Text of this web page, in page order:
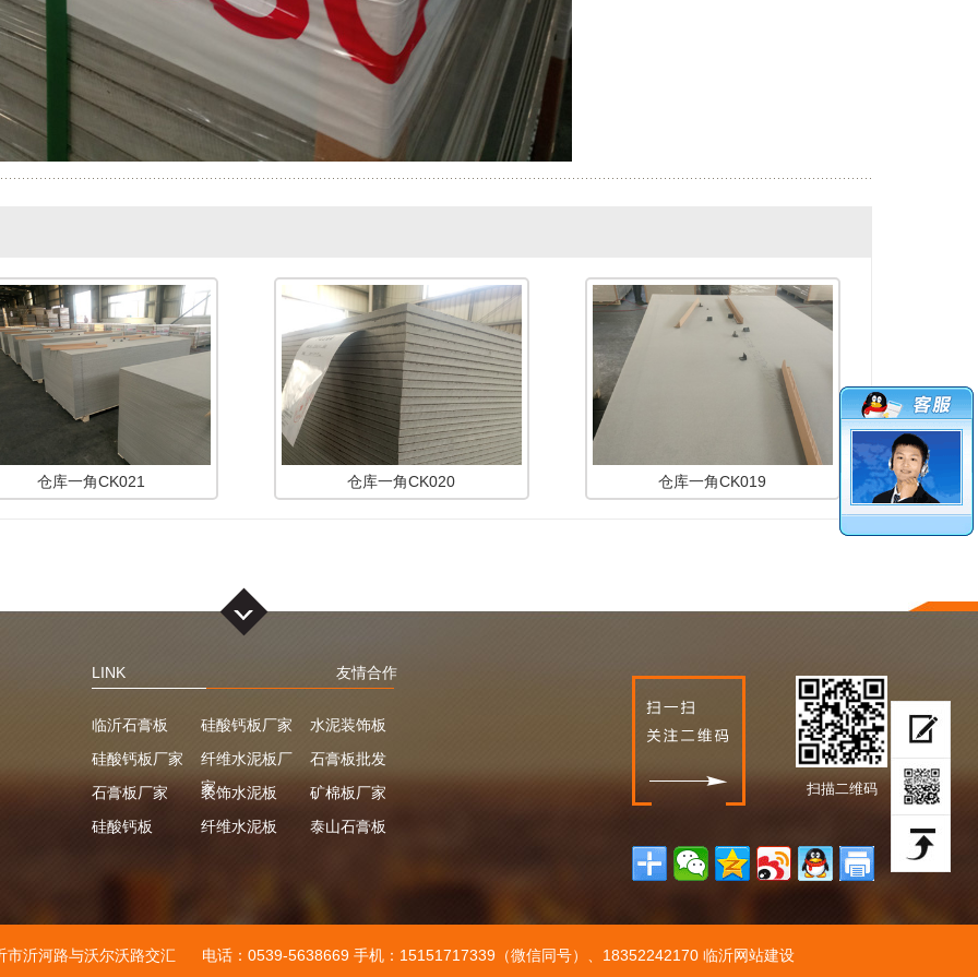
仓库一角CK021 仓库一角CK020 仓库一角CK019
友情合作
LINK
临沂石膏板 硅酸钙板厂家
水泥装饰板
硅酸钙板厂家
纤维水泥板厂
家
石膏板批发
石膏板厂家
装饰水泥板
矿棉板厂家
硅酸钙板
纤维水泥板 泰山石膏板
扫描二维码
市沂河路与沃尔沃路交汇 电话：0539-5638669 手机：15151717339（微信同号）、18352242170 临沂网站建设